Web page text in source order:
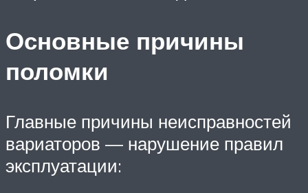
Основные причины
поломки
Главные причины неисправностей
вариаторов — нарушение правил
эксплуатации: